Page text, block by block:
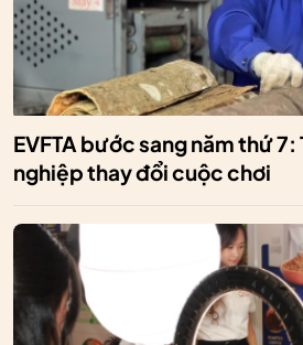
EVFTA bước sang năm thứ
nghiệp thay đổi cuộc chơi